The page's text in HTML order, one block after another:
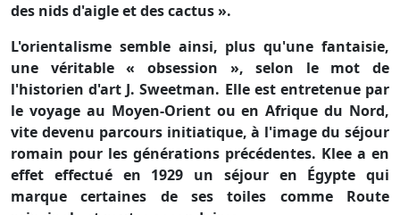
des nids d'aigle et des cactus ».
L'orientalisme semble ainsi, plus qu'une fantaisie,
une véritable « obsession », selon le mot de
l'historien d'art J. Sweetman. Elle est entretenue par
le voyage au Moyen-Orient ou en Afrique du Nord,
vite devenu parcours initiatique, à l'image du séjour
romain pour les générations précédentes. Klee a en
effet effectué en 1929 un séjour en Égypte qui
marque certaines de ses toiles comme Route